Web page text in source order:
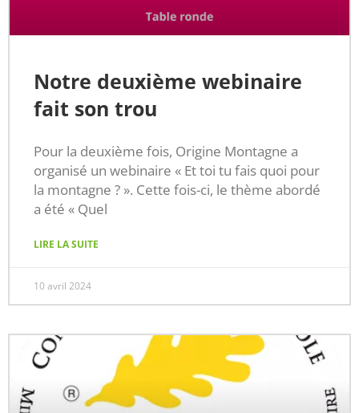
Notre deuxième webinaire
fait son trou
Pour la deuxième fois, Origine Montagne a
organisé un webinaire « Et toi tu fais quoi pour
la montagne ? ». Cette fois-ci, le thème abordé
a été « Quel
LIRE LA SUITE
10 avril 2024